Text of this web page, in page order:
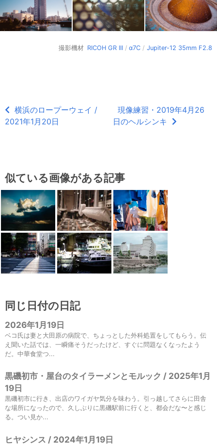
撮影機材 RICOH GR III / α7C / Jupiter-12 35mm F2.8
横浜のロープーウェイ /
2021年1月20日
現像練習・2019年4月26
日のヘルシンキ
似ている画像がある記事
同じ日付の日記
2026年1月19日
ベコ氏は妻と大田原の病院で、ちょっとした外科処置をしてもらう。伝
え聞いた話では、一瞬痛そうだったけど、すぐに問題なくなったよう
だ。中華食堂つ...
黒磯初市・屋台のタイラーメンとモルック / 2025年1月
19日
黒磯初市に行き、出店のワイガヤ気分を味わう。引っ越してさらに田舎
な場所になったので、久しぶりに黒磯駅前に行くと、都会だな〜と感じ
る。つい見か...
ヒヤシンス / 2024年1月19日